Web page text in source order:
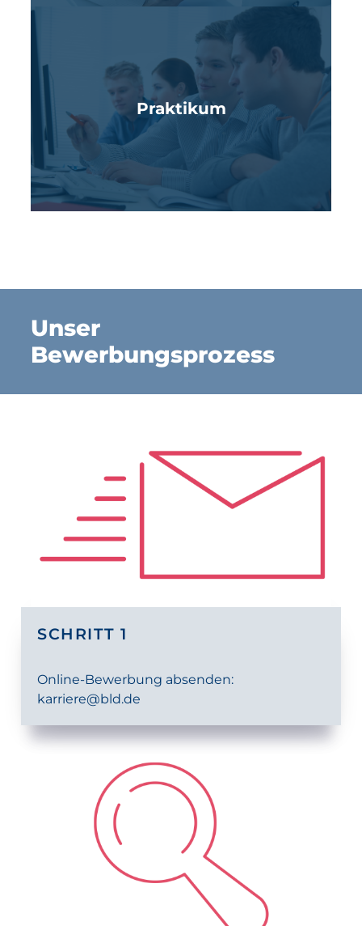
Praktikum
Unser
Bewerbungsprozess
SCHRITT 1
Online-Bewerbung absenden:
karriere@bld.de